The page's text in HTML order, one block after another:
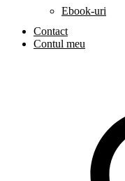
Ebook-uri
Contact
Contul meu